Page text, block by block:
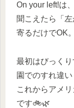
On your left!は
聞こえたら「
寄るだけでOK。
最初はびっく
園でのすれ違
これからアメ
です🚲🌿